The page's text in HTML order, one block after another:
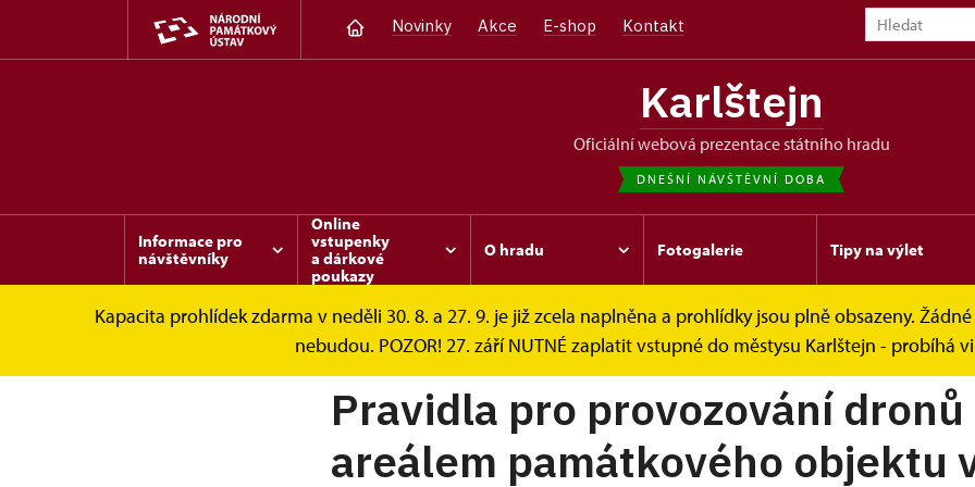
Novinky Akce E-shop Kontakt
Karlštejn
oficiální webová prezentace státního hradu
DNEŠNÍ NÁVŠTĚVNÍ DOBA
Informace pro
návštěvníky
Online
vstupenky
a dárkové
poukazy
O hradu Fotogalerie Tipy na výlet
Kapacita prohlídek zdarma v neděli 30. 8. a 27. 9. je již zcela naplněna a prohlídky jsou plně obsazeny.
nebudou. POZOR! 27. září NUTNÉ zaplatit vstupné do městysu Karlštejn - probíhá
Karlštejn Informace pro návštěvníky Drony
Pravidla pro provozování dronů
areálem památkového objektu